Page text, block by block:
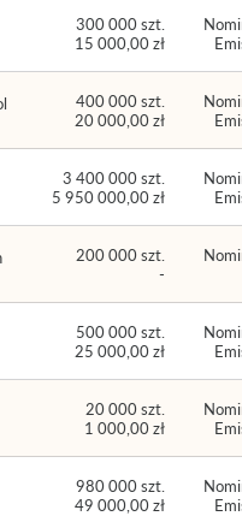
300 000 szt.
15 000,00 zł
400 000 szt.
20 000,00 zł
3 400 000 szt.
5 950 000,00 zł
200 000 szt.
-
500 000 szt.
25 000,00 zł
20 000 szt.
1 000,00 zł
980 000 szt.
49 000,00 zł